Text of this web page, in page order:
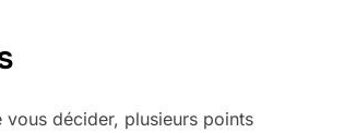
décider, plusieurs points